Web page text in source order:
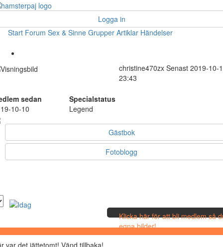
Logga in
Start Forum Sex & Sinne Grupper Artiklar Händelser
christine470zx Senast 2019-10-
23:43
sedan
Specialstatus
10-10
Legend
Gästbok
Fotoblogg
Klicka här för att bli medlem så
egna bilder!
var det jättetomt! Vänd tillbaka!